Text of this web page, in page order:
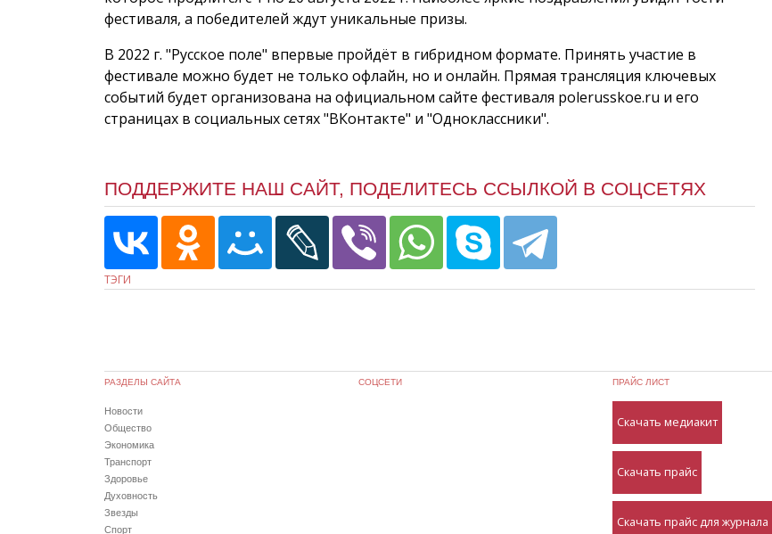
фестиваля, а победителей ждут уникальные призы.
В 2022 г. "Русское поле" впервые пройдёт в гибридном формате. Принять участие в
фестивале можно будет не только офлайн, но и онлайн. Прямая трансляция ключевых
событий будет организована на официальном сайте фестиваля polerusskoe.ru и его
страницах в социальных сетях "ВКонтакте" и "Одноклассники".
ПОДДЕРЖИТЕ НАШ САЙТ, ПОДЕЛИТЕСЬ ССЫЛКОЙ В СОЦСЕТЯХ
ТЭГИ
РАЗДЕЛЫ САЙТА
Новости
Общество
Экономика
Транспорт
Здоровье
Духовность
Звезды
Спорт
СОЦСЕТИ ПРАЙС ЛИСТ
Скачать медиакит
Скачать прайс
Скачать прайс для журнала